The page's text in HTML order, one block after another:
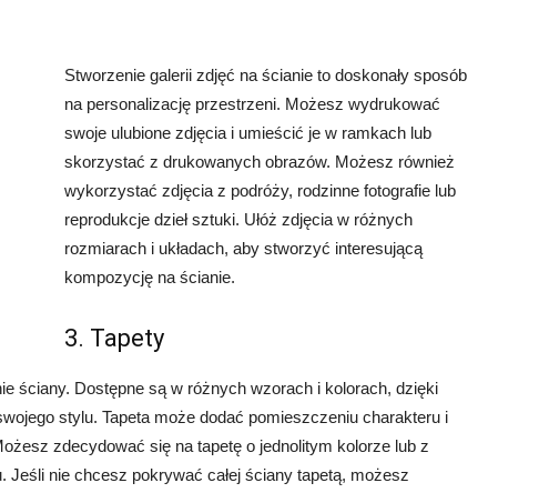
Stworzenie galerii zdjęć na ścianie to doskonały sposób
na personalizację przestrzeni. Możesz wydrukować
swoje ulubione zdjęcia i umieścić je w ramkach lub
skorzystać z drukowanych obrazów. Możesz również
wykorzystać zdjęcia z podróży, rodzinne fotografie lub
reprodukcje dzieł sztuki. Ułóż zdjęcia w różnych
rozmiarach i układach, aby stworzyć interesującą
kompozycję na ścianie.
3. Tapety
ściany. Dostępne są w różnych wzorach i kolorach, dzięki
stylu. Tapeta może dodać pomieszczeniu charakteru i
zdecydować się na tapetę o jednolitym kolorze lub z
nie chcesz pokrywać całej ściany tapetą, możesz